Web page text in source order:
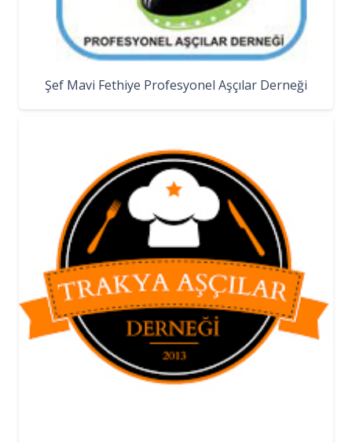
Şef Mavi Fethiye Profesyonel Aşçılar Derneği